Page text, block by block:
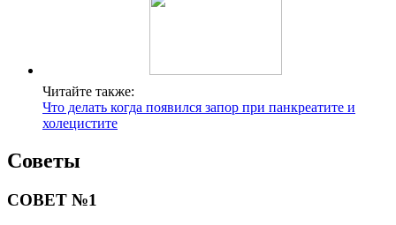
Читайте также:
Что делать когда появился запор при панкреатите и
холецистите
Советы
СОВЕТ №1